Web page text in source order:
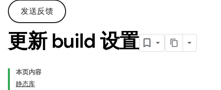
发送反馈
更新 build 设置
本页内容
静态库